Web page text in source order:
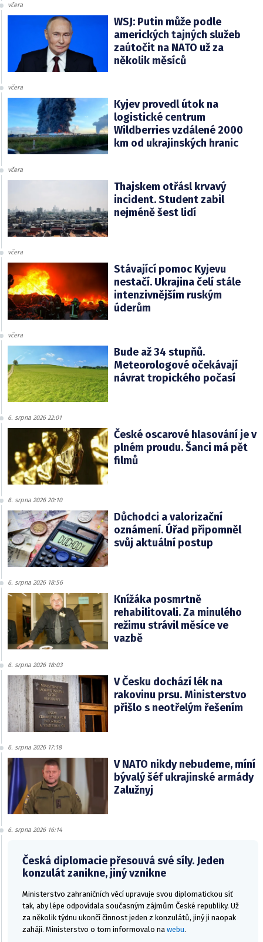
včera
WSJ: Putin může podle
amerických tajných služeb
zaútočit na NATO už za
několik měsíců
včera
Kyjev provedl útok na
logistické centrum
Wildberries vzdálené 2000
km od ukrajinských hranic
včera
Thajskem otřásl krvavý
incident. Student zabil
nejméně šest lidí
včera
Stávající pomoc Kyjevu
nestačí. Ukrajina čelí stále
intenzivnějším ruským
úderům
včera
Bude až 34 stupňů.
Meteorologové očekávají
návrat tropického počasí
6. srpna 2026 22:01
České oscarové hlasování je v
plném proudu. Šanci má pět
filmů
6. srpna 2026 20:10
Důchodci a valorizační
oznámení. Úřad připomněl
svůj aktuální postup
6. srpna 2026 18:56
Knížáka posmrtně
rehabilitovali. Za minulého
režimu strávil měsíce ve
vazbě
6. srpna 2026 18:03
V Česku dochází lék na
rakovinu prsu. Ministerstvo
přišlo s neotřelým řešením
6. srpna 2026 17:18
V NATO nikdy nebudeme, míní
bývalý šéf ukrajinské armády
Zalužnyj
6. srpna 2026 16:14
Česká diplomacie přesouvá své síly. Jeden
konzulát zanikne, jiný vznikne
Ministerstvo zahraničních věcí upravuje svou diplomatickou síť
tak, aby lépe odpovídala současným zájmům České republiky. Už
za několik týdnu ukončí činnost jeden z konzulátů, jiný ji naopak
zahájí. Ministerstvo o tom informovalo na webu.